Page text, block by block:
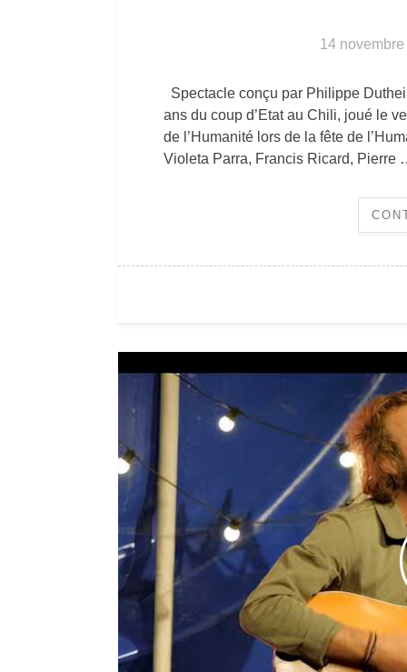
14
Spectacle conçu par Philippe
ans du coup d’Etat au Chili, joué le
de l’Humanité lors de la fête de
Violeta Parra, Francis Ricard, Pierre